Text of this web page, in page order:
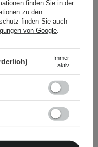
geprüft
finden Sie in der
zu den
finden Sie auch
von Google
Immer
aktiv